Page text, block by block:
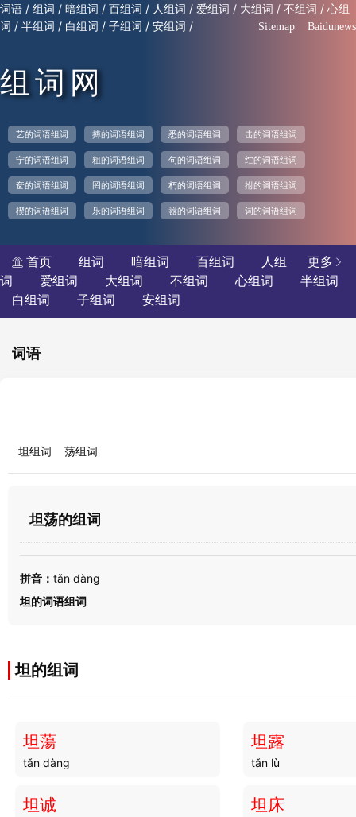
词语 / 组词 / 暗组词 / 百组词 / 人组词 / 爱组词 / 大组词 / 不组词 / 心组
词 / 半组词 / 白组词 / 子组词 / 安组词 / Sitemap Baidunews
组词网
艺的词语组词 搏的词语组词 悉的词语组词 击的词语组词
宁的词语组词 粗的词语组词 句的词语组词 纻的词语组词
奁的词语组词 罔的词语组词 朽的词语组词 拊的词语组词
楔的词语组词 乐的词语组词 嚣的词语组词 词的词语组词
更多 
 首页 组词 暗组词 百组词
人组
词
爱组词 大组词 不组词 心组词
半组词
白组词
子组词 安组词
词语
坦组词 荡组词
坦荡的组词
拼音： tǎn dàng
坦的词语组词
坦的组词
坦蕩
tǎn dàng
坦露
tǎn lù
坦诚 坦床